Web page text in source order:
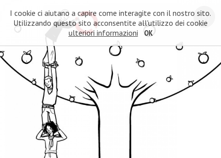
I cookie ci aiutano a capire come interagite con il nostro sito.
Utilizzando questo sito acconsentite all'utilizzo dei cookie
ulteriori informazioni
OK